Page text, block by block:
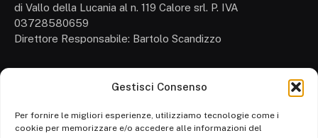
Gestisci Consenso
Per fornire le migliori esperienze, utilizziamo tecnologie come i
cookie per memorizzare e/o accedere alle informazioni del
di Vallo della Lucania al n. 119 Calore srl. P. IVA
03728580659
Direttore Responsabile: Bartolo Scandizzo
Attualità